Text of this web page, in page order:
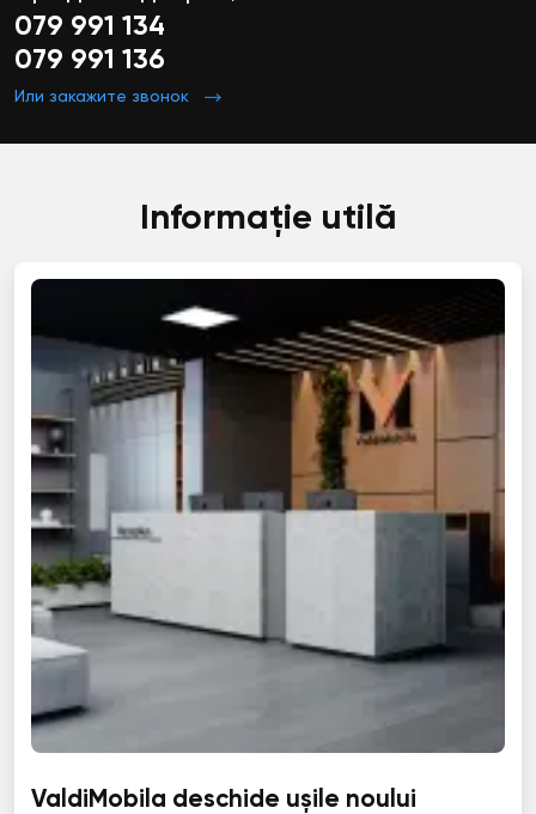
079 991 134
079 991 136
Или закажите звонок
Informație utilă
ValdiMobila deschide ușile noului